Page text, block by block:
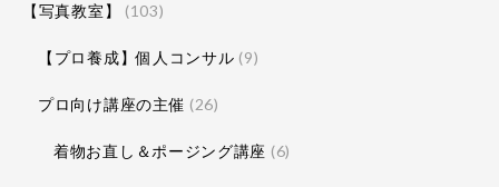
【写真教室】 (103)
【プロ養成】個人コンサル (9)
プロ向け講座の主催 (26)
着物お直し＆ポージング講座 (6)